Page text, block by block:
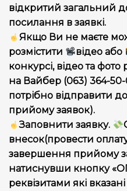
відкритий загальний
посилання в заявкі.
Якщо Ви не маєте
розмістити
відео або
конкурсі, відео та
на Вайбер (063) 364-50-
потрібно відправити
прийому заявок).
Заповнити заявку.
внесок(провести
завершення прийому
натиснувши кнопку
реквізитами які